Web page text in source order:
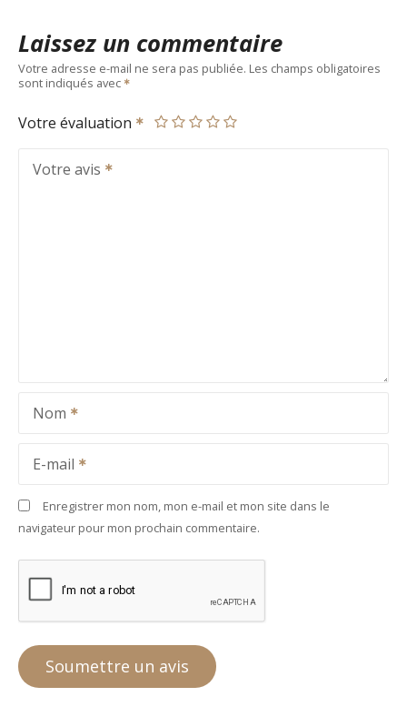
Laissez un commentaire
Votre adresse e-mail ne sera pas publiée. Les champs obligatoires
sont indiqués avec
Votre évaluation
Votre avis
Nom
E-mail
Enregistrer mon nom, mon e-mail et mon site dans le
navigateur pour mon prochain commentaire.